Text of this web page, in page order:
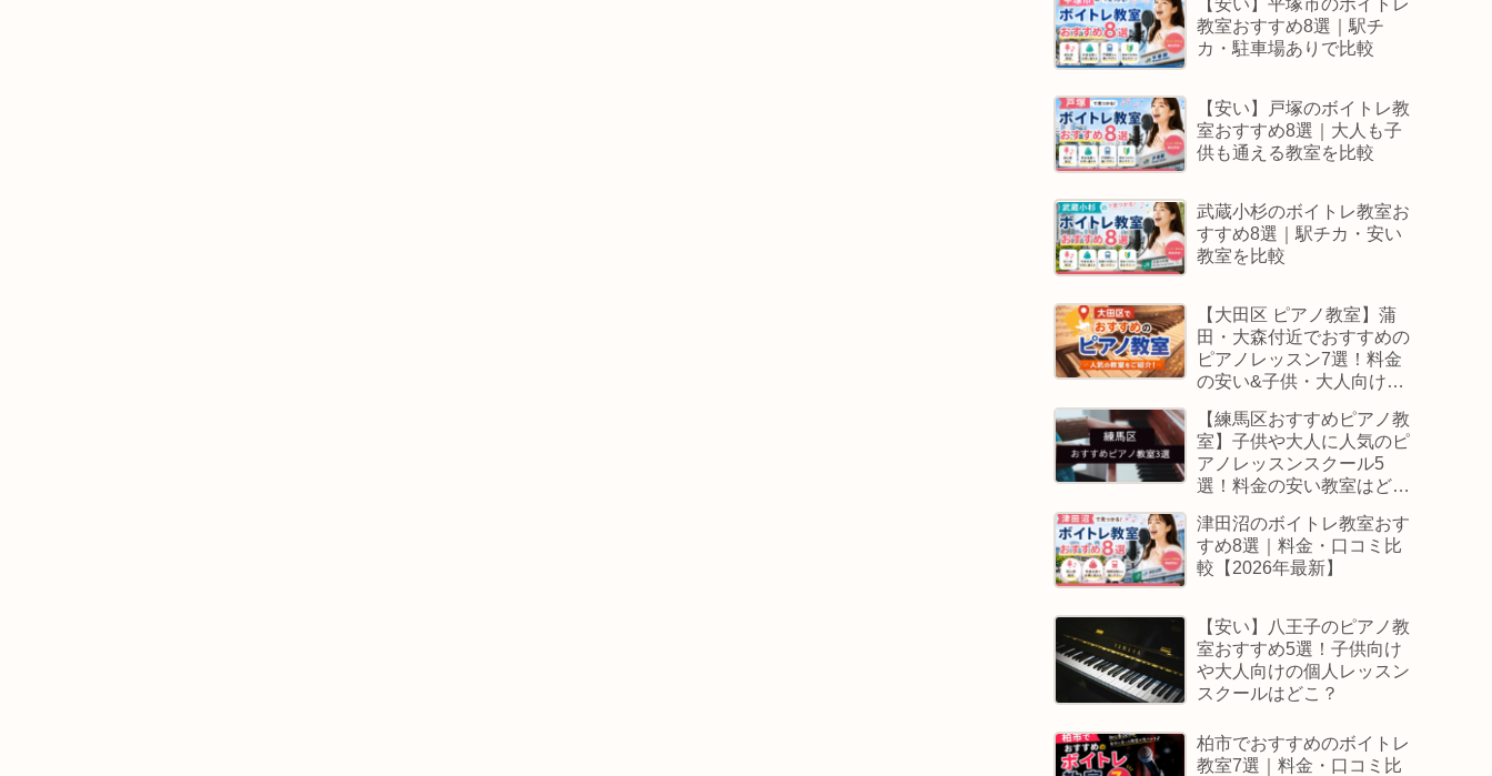
【安い】平塚市のボイトレ
教室おすすめ8選｜駅チ
カ・駐車場ありで比較
【安い】戸塚のボイトレ教
室おすすめ8選｜大人も子
供も通える教室を比較
武蔵小杉のボイトレ教室お
すすめ8選｜駅チカ・安い
教室を比較
【大田区 ピアノ教室】蒲
田・大森付近でおすすめの
ピアノレッスン7選！料金
の安い&子供・大人向けス
【練馬区おすすめピアノ教
室】子供や大人に人気のピ
アノレッスンスクール5
選！料金の安い教室はど
津田沼のボイトレ教室おす
すめ8選｜料金・口コミ比
較【2026年最新】
【安い】八王子のピアノ教
室おすすめ5選！子供向け
や大人向けの個人レッスン
スクールはどこ？
柏市でおすすめのボイトレ
教室7選｜料金・口コミ比